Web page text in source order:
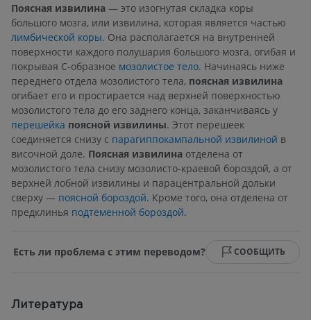
Поясная извилина — это изогнутая складка коры
большого мозга, или извилина, которая является частью
лимбической коры. Она располагается на внутренней
поверхности каждого полушария большого мозга, огибая и
покрывая С-образное мозолистое тело. Начинаясь ниже
переднего отдела мозолистого тела, поясная извилина
огибает его и простирается над верхней поверхностью
мозолистого тела до его заднего конца, заканчиваясь у
перешейка поясной извилины. Этот перешеек
соединяется снизу с парагиппокампальной извилиной в
височной доле. Поясная извилина отделена от
мозолистого тела снизу мозолисто-краевой бороздой, а от
верхней лобной извилины и парацентральной дольки
сверху — поясной бороздой. Кроме того, она отделена от
предклинья подтеменной бороздой.
Есть ли проблема с этим переводом? СООБЩИТЬ
Литература